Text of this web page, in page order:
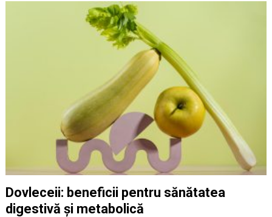
Dovleceii: beneficii pentru sănătatea
digestivă și metabolică